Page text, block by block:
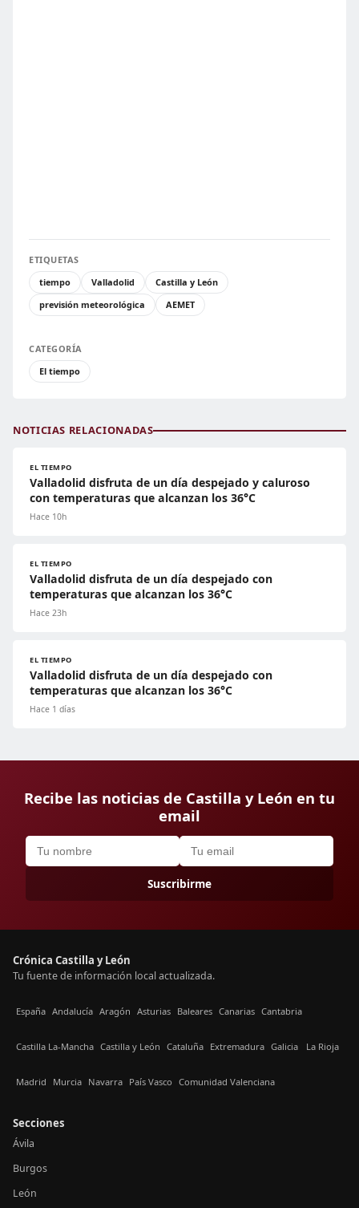
ETIQUETAS
tiempo
Valladolid
Castilla y León
previsión meteorológica
AEMET
CATEGORÍA
El tiempo
NOTICIAS RELACIONADAS
EL TIEMPO
Valladolid disfruta de un día despejado y caluroso
con temperaturas que alcanzan los 36°C
Hace 10h
EL TIEMPO
Valladolid disfruta de un día despejado con
temperaturas que alcanzan los 36°C
Hace 23h
EL TIEMPO
Valladolid disfruta de un día despejado con
temperaturas que alcanzan los 36°C
Hace 1 días
Recibe las noticias de Castilla y León en tu
email
Suscribirme
Crónica Castilla y León
Tu fuente de información local actualizada.
España Andalucía Aragón Asturias Baleares Canarias Cantabria
Castilla La-Mancha Castilla y León Cataluña Extremadura Galicia La Rioja
Madrid Murcia Navarra País Vasco Comunidad Valenciana
Secciones
Ávila
Burgos
León